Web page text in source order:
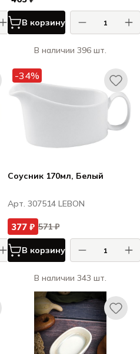
В корзину
В наличии 396 шт.
-34%
Соусник 170мл, Белый
Арт. 307514 LEBON
377 ₽ 571 ₽
В корзину
В наличии 343 шт.